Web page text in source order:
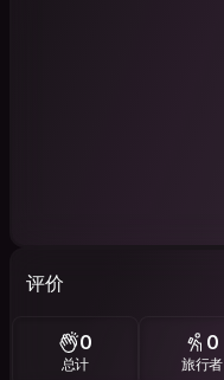
评价
0
总计
0
旅行者